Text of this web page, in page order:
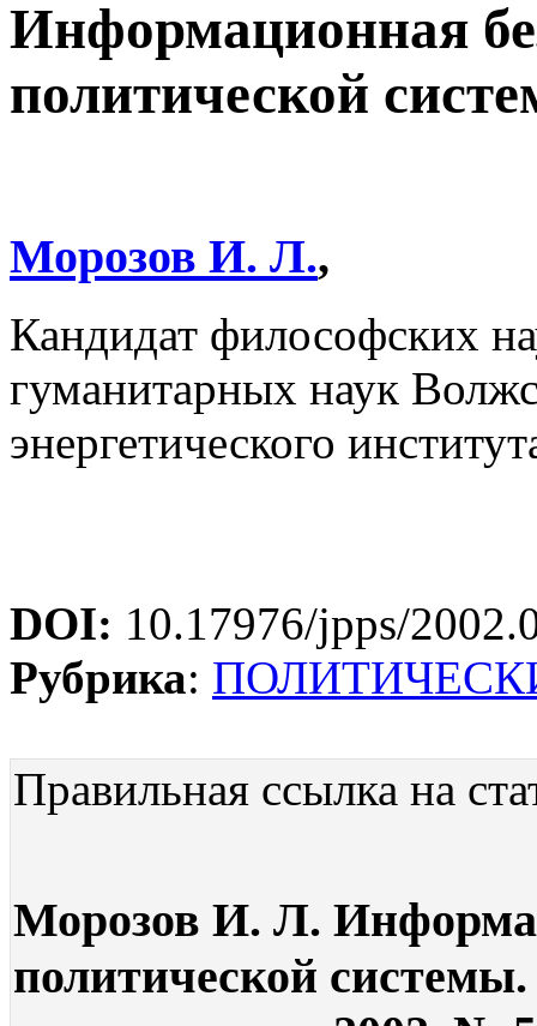
Информационная
политической
Морозов И. Л.,
Кандидат философских
гуманитарных наук
энергетического
DOI: 10.17976/jpps/
Рубрика:
Правильная ссылка на
Морозов И. Л.
политической